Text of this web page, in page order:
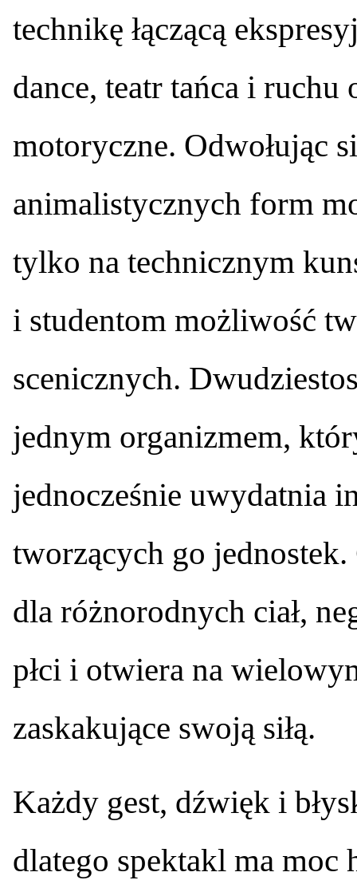
technikę łączącą
dance, teatr tańca i
motoryczne. Odwołując
animalistycznych form
tylko na technicznym
i studentom możliwość
scenicznych.
jednym organizmem,
jednocześnie uwydatnia
tworzących go
dla różnorodnych ciał,
płci i otwiera na
zaskakujące swoją siłą.
Każdy gest, dźwięk i
dlatego spektakl ma moc